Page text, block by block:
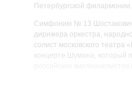
Петербургской
Симфонию № 13
дирижера оркестра,
солист московского
концерте Шумана, который